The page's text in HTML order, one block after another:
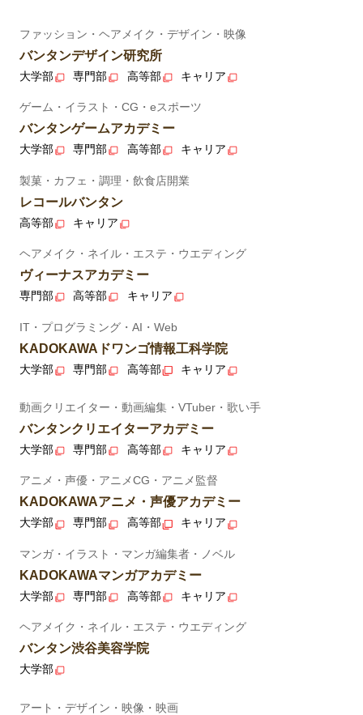
ファッション・ヘアメイク・デザイン・映像
バンタンデザイン研究所
大学部 専門部 高等部 キャリア
ゲーム・イラスト・CG・eスポーツ
バンタンゲームアカデミー
大学部 専門部 高等部 キャリア
製菓・カフェ・調理・飲食店開業
レコールバンタン
高等部 キャリア
ヘアメイク・ネイル・エステ・ウエディング
ヴィーナスアカデミー
専門部 高等部 キャリア
IT・プログラミング・AI・Web
KADOKAWAドワンゴ情報工科学院
大学部 専門部 高等部 キャリア
動画クリエイター・動画編集・VTuber・歌い手
バンタンクリエイターアカデミー
大学部 専門部 高等部 キャリア
アニメ・声優・アニメCG・アニメ監督
KADOKAWAアニメ・声優アカデミー
大学部 専門部 高等部 キャリア
マンガ・イラスト・マンガ編集者・ノベル
KADOKAWAマンガアカデミー
大学部 専門部 高等部 キャリア
ヘアメイク・ネイル・エステ・ウエディング
バンタン渋谷美容学院
大学部
アート・デザイン・映像・映画